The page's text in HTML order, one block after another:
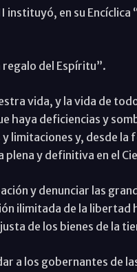
instituyó, en su Encíclica
regalo del Espíritu”.
vida, y la vida de
haya deficiencias y
limitaciones y, desde la
plena y definitiva en el
y denunciar las
ilimitada de la libertad
de los bienes de la
a los gobernantes de